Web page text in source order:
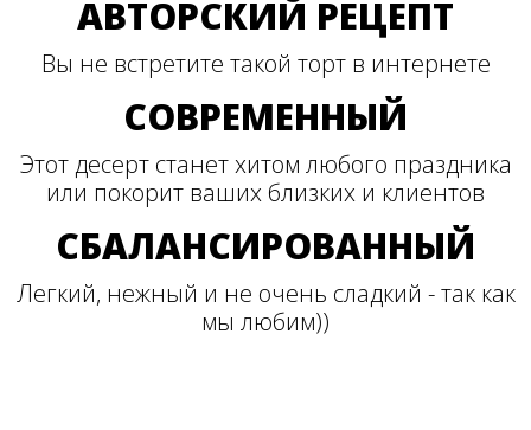
АВТОРСКИЙ РЕЦЕПТ
Вы не встретите такой торт в интернете
СОВРЕМЕННЫЙ
Этот десерт станет хитом любого праздника
или покорит ваших близких и клиентов
СБАЛАНСИРОВАННЫЙ
Легкий, нежный и не очень сладкий - так как
мы любим))